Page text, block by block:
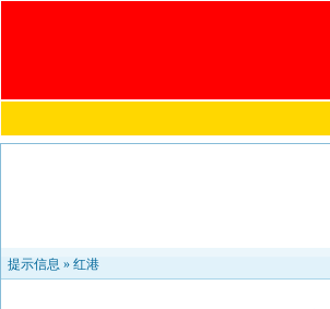
提示信息 » 红港